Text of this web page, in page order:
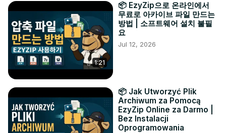
1:21
📦 EzyZip으로 온라인에서
무료로 아카이브 파일 만드는
방법 | 소프트웨어 설치 불필
요
Jul 12, 2026
📦 Jak Utworzyć Plik
Archiwum za Pomocą
EzyZip Online za Darmo |
Bez Instalacji
Oprogramowania